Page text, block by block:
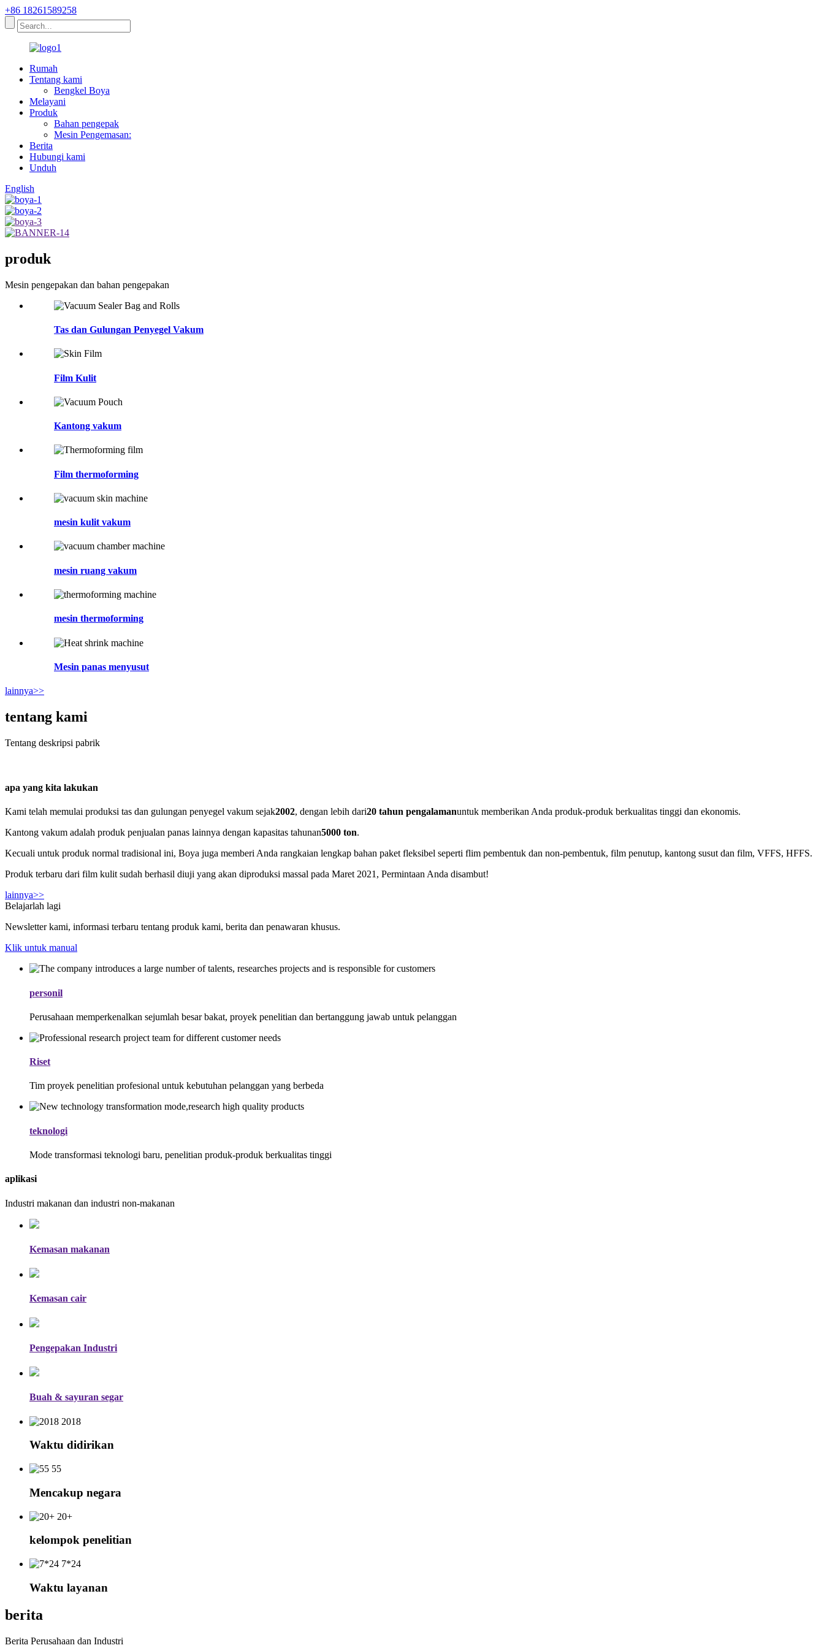
+86 18261589258
Rumah
Tentang kami
Bengkel Boya
Melayani
Produk
Bahan pengepak
Mesin Pengemasan:
Berita
Hubungi kami
Unduh
English
produk
Mesin pengepakan dan bahan pengepakan
Tas dan Gulungan Penyegel Vakum
Film Kulit
Kantong vakum
Film thermoforming
mesin kulit vakum
mesin ruang vakum
mesin thermoforming
Mesin panas menyusut
lainnya>>
tentang kami
Tentang deskripsi pabrik
apa yang kita lakukan
Kami telah memulai produksi tas dan gulungan penyegel vakum sejak2002, dengan lebih dari20 tahun pengalamanuntuk memberikan Anda produk-produk berkualitas tinggi dan ekonomis.
Kantong vakum adalah produk penjualan panas lainnya dengan kapasitas tahunan5000 ton.
Kecuali untuk produk normal tradisional ini, Boya juga memberi Anda rangkaian lengkap bahan paket fleksibel seperti flim pembentuk dan non-pembentuk, film penutup, kantong susut dan film, VFFS, HFFS.
Produk terbaru dari film kulit sudah berhasil diuji yang akan diproduksi massal pada Maret 2021, Permintaan Anda disambut!
lainnya>>
Belajarlah lagi
Newsletter kami, informasi terbaru tentang produk kami, berita dan penawaran khusus.
Klik untuk manual
personil
Perusahaan memperkenalkan sejumlah besar bakat, proyek penelitian dan bertanggung jawab untuk pelanggan
Riset
Tim proyek penelitian profesional untuk kebutuhan pelanggan yang berbeda
teknologi
Mode transformasi teknologi baru, penelitian produk-produk berkualitas tinggi
aplikasi
Industri makanan dan industri non-makanan
Kemasan makanan
Kemasan cair
Pengepakan Industri
Buah & sayuran segar
2018
Waktu didirikan
55
Mencakup negara
20+
kelompok penelitian
7*24
Waktu layanan
berita
Berita Perusahaan dan Industri